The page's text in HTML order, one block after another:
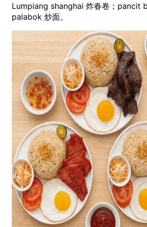
Lumpiang shanghai 炸春卷；pancit
palabok 炒面。